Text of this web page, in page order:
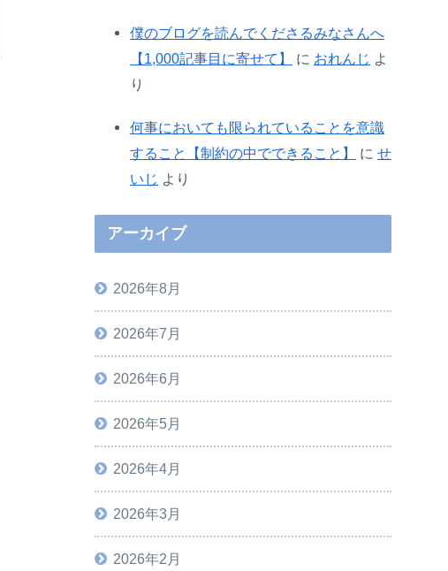
僕のブログを読んでくださるみなさんへ
【1,000記事目に寄せて】
に おれんじ よ
り
何事においても限られていることを意識
すること【制約の中でできること】
に せ
いじ より
アーカイブ
2026年8月
2026年7月
2026年6月
2026年5月
2026年4月
2026年3月
2026年2月